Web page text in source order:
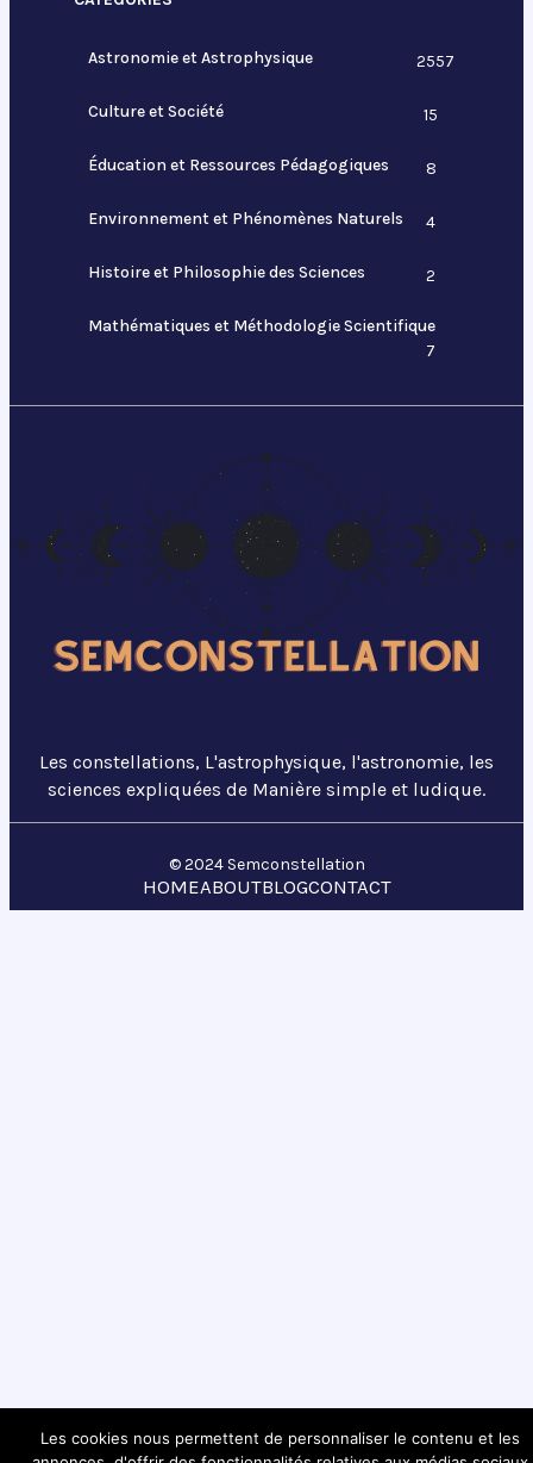
Astronomie et Astrophysique 2557
Culture et Société 15
Éducation et Ressources Pédagogiques 8
Environnement et Phénomènes Naturels 4
Histoire et Philosophie des Sciences 2
Mathématiques et Méthodologie Scientifique
7
Les constellations, L'astrophysique, l'astronomie, les
sciences expliquées de Manière simple et ludique.
© 2024 Semconstellation
HOMEABOUTBLOGCONTACT
Les cookies nous permettent de personnaliser le contenu et les